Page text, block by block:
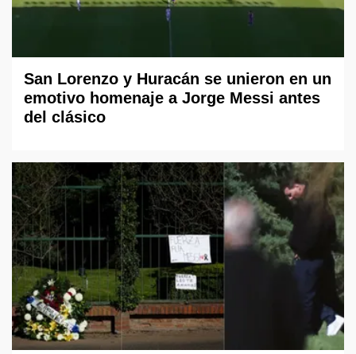
San Lorenzo y Huracán se unieron en un
emotivo homenaje a Jorge Messi antes
del clásico